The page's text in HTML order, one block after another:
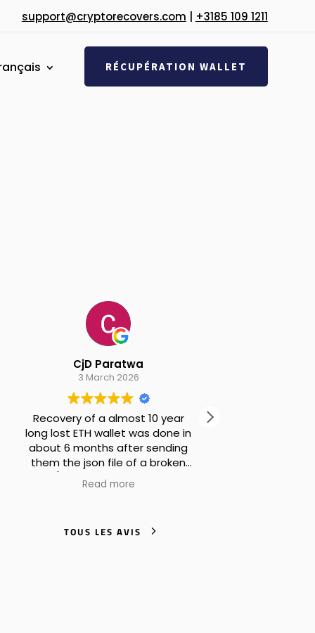
support@cryptorecovers.com +3185 109 1211
RÉCUPÉRATION WALLET
CjD Paratwa
3 March 2026
of a almost 10 year
lost ETH wallet was done in
6 months after sending
the json file of a broken
/ ethereum wallet. Perfekt
absolutly trustworthy, and
money. Thank you at the
Read more
Excellent service! I
TOUS LES AVIS